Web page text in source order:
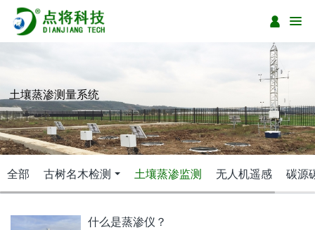
土壤蒸渗测量系统
全部 古树名木检测 土壤蒸渗监测 无人机遥感 碳源
什么是蒸渗仪？